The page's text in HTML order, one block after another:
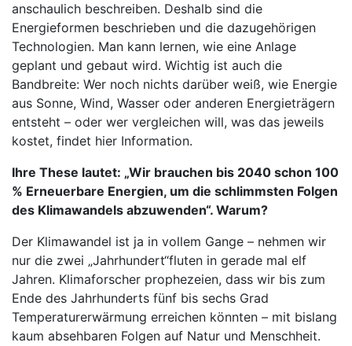
anschaulich beschreiben. Deshalb sind die
Energieformen beschrieben und die dazugehörigen
Technologien. Man kann lernen, wie eine Anlage
geplant und gebaut wird. Wichtig ist auch die
Bandbreite: Wer noch nichts darüber weiß, wie Energie
aus Sonne, Wind, Wasser oder anderen Energieträgern
entsteht – oder wer vergleichen will, was das jeweils
kostet, findet hier Information.
Ihre These lautet: „Wir brauchen bis 2040 schon 100
% Erneuerbare Energien, um die schlimmsten Folgen
des Klimawandels abzuwenden“. Warum?
Der Klimawandel ist ja in vollem Gange – nehmen wir
nur die zwei „Jahrhundert“fluten in gerade mal elf
Jahren. Klimaforscher prophezeien, dass wir bis zum
Ende des Jahrhunderts fünf bis sechs Grad
Temperaturerwärmung erreichen könnten – mit bislang
kaum absehbaren Folgen auf Natur und Menschheit.